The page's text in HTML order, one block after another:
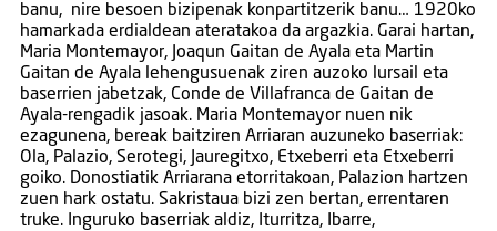
banu, nire besoen bizipenak konpartitzerik banu… 1920ko
hamarkada erdialdean ateratakoa da argazkia. Garai hartan,
Maria Montemayor, Joaqun Gaitan de Ayala eta Martin
Gaitan de Ayala lehengusuenak ziren auzoko lursail eta
baserrien jabetzak, Conde de Villafranca de Gaitan de
Ayala-rengadik jasoak. Maria Montemayor nuen nik
ezagunena, bereak baitziren Arriaran auzuneko baserriak:
Ola, Palazio, Serotegi, Jauregitxo, Etxeberri eta Etxeberri
goiko. Donostiatik Arriarana etorritakoan, Palazion hartzen
zuen hark ostatu. Sakristaua bizi zen bertan, errentaren
truke. Inguruko baserriak aldiz, Iturritza, Ibarre,